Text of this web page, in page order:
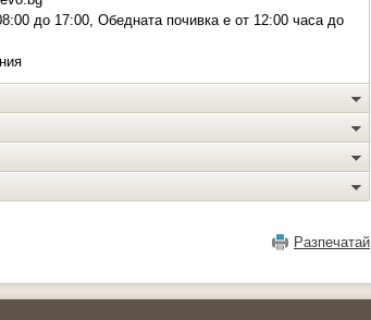
до 17:00, Обедната почивка е от 12:00 часа до
Разпечатай